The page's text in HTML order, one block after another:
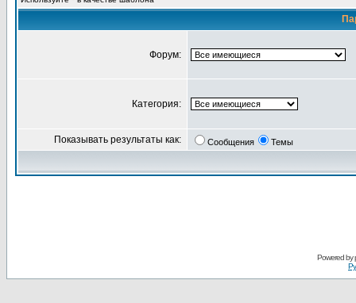
Форум:
Категория:
Показывать результаты как: Сообщения Темы
Powered by